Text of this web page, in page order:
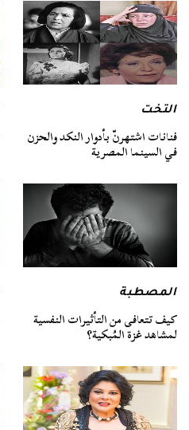
التخت
فنانات اشتهرنّ بأدوار النكد والحزن
في السينما المصرية
المصطبة
كيف تتعافى من التأثيرات النفسية
لمشاهد غزة المُبكية؟